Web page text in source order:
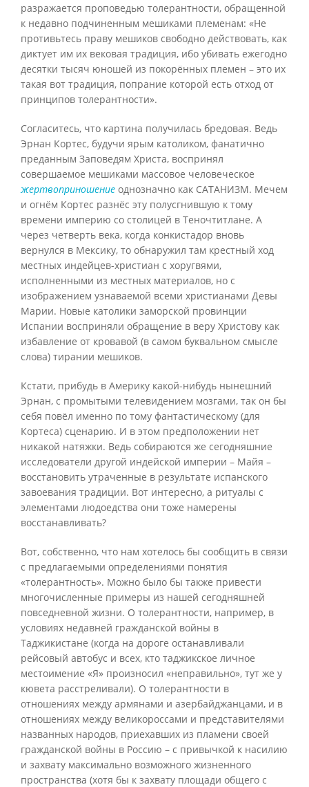
разражается проповедью толерантности, обращенной
к недавно подчиненным мешиками племенам: «Не
противьтесь праву мешиков свободно действовать, как
диктует им их вековая традиция, ибо убивать ежегодно
десятки тысяч юношей из покорённых племен – это их
такая вот традиция, попрание которой есть отход от
принципов толерантности».
Согласитесь, что картина получилась бредовая. Ведь
Эрнан Кортес, будучи ярым католиком, фанатично
преданным Заповедям Христа, воспринял
совершаемое мешиками массовое человеческое
жертвоприношение однозначно как САТАНИЗМ. Мечем
и огнём Кортес разнёс эту полусгнившую к тому
времени империю со столицей в Теночтитлане. А
через четверть века, когда конкистадор вновь
вернулся в Мексику, то обнаружил там крестный ход
местных индейцев-христиан с хоругвями,
исполненными из местных материалов, но с
изображением узнаваемой всеми христианами Девы
Марии. Новые католики заморской провинции
Испании восприняли обращение в веру Христову как
избавление от кровавой (в самом буквальном смысле
слова) тирании мешиков.
Кстати, прибудь в Америку какой-нибудь нынешний
Эрнан, с промытыми телевидением мозгами, так он бы
себя повёл именно по тому фантастическому (для
Кортеса) сценарию. И в этом предположении нет
никакой натяжки. Ведь собираются же сегодняшние
исследователи другой индейской империи – Майя –
восстановить утраченные в результате испанского
завоевания традиции. Вот интересно, а ритуалы с
элементами людоедства они тоже намерены
восстанавливать?
Вот, собственно, что нам хотелось бы сообщить в связи
с предлагаемыми определениями понятия
«толерантность». Можно было бы также привести
многочисленные примеры из нашей сегодняшней
повседневной жизни. О толерантности, например, в
условиях недавней гражданской войны в
Таджикистане (когда на дороге останавливали
рейсовый автобус и всех, кто таджикское личное
местоимение «Я» произносил «неправильно», тут же у
кювета расстреливали). О толерантности в
отношениях между армянами и азербайджанцами, и в
отношениях между великороссами и представителями
названных народов, приехавших из пламени своей
гражданской войны в Россию – с привычкой к насилию
и захвату максимально возможного жизненного
пространства (хотя бы к захвату площади общего с